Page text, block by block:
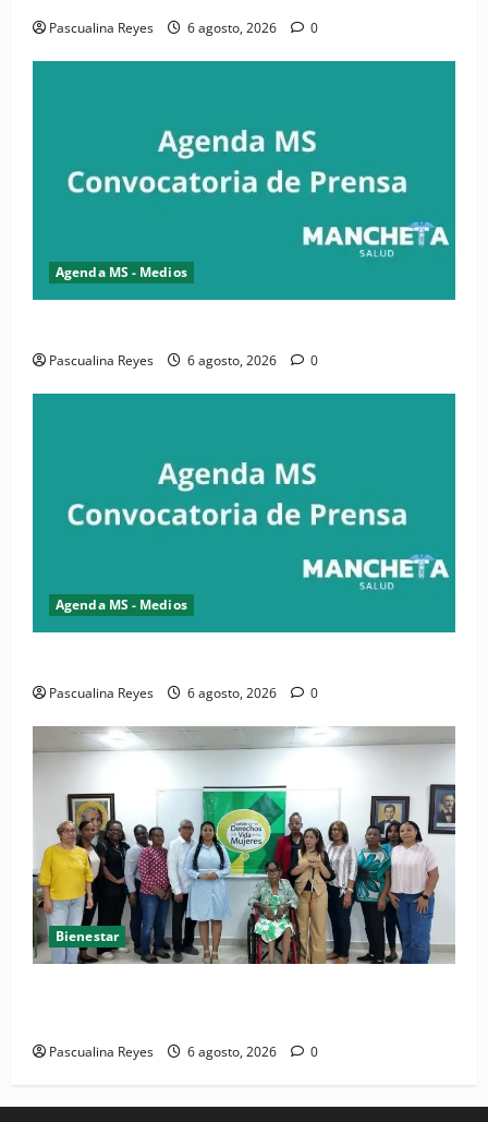
Pascualina Reyes 6 agosto, 2026 0
Agenda MS - Medios
Pascualina Reyes 6 agosto, 2026 0
Agenda MS - Medios
Pascualina Reyes 6 agosto, 2026 0
Bienestar
Pascualina Reyes 6 agosto, 2026 0